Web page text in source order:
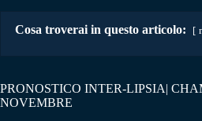
Cosa troverai in questo articolo:
PRONOSTICO INTER-LIPSIA|
NOVEMBRE